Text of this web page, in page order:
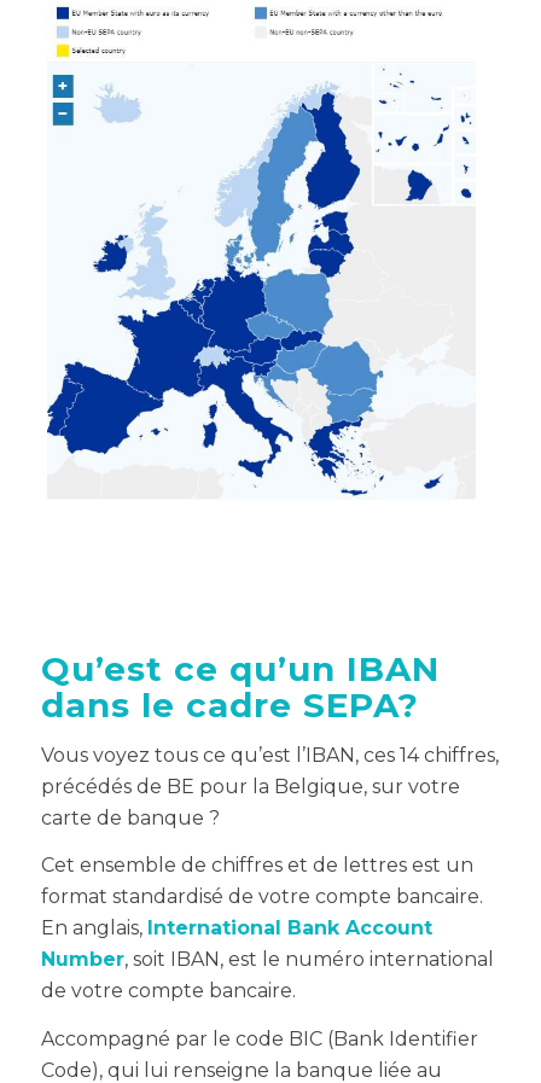
Qu’est ce qu’un IBAN
dans le cadre SEPA?
Vous voyez tous ce qu’est l’IBAN, ces 14 chiffres,
précédés de BE pour la Belgique, sur votre
carte de banque ?
Cet ensemble de chiffres et de lettres est un
format standardisé de votre compte bancaire.
En anglais, International Bank Account
Number, soit IBAN, est le numéro international
de votre compte bancaire.
Accompagné par le code BIC (Bank Identifier
Code), qui lui renseigne la banque liée au